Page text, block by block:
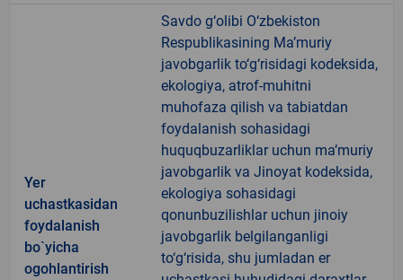
Yer
uchastkasidan
foydalanish
bo`yicha
ogohlantirish
Savdo g‘olibi O‘zbekiston
Respublikasining Ma’muriy
javobgarlik to‘g‘risidagi kodeksida,
ekologiya, atrof-muhitni
muhofaza qilish va tabiatdan
foydalanish sohasidagi
huquqbuzarliklar uchun ma’muriy
javobgarlik va Jinoyat kodeksida,
ekologiya sohasidagi
qonunbuzilishlar uchun jinoiy
javobgarlik belgilanganligi
to‘g‘risida, shu jumladan er